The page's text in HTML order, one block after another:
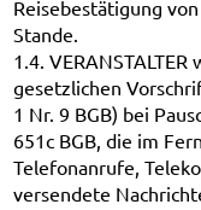
Reisebestätigung
Stande.
1.4.
gesetzlichen
1 Nr. 9 BGB) bei
651c BGB, die im
Telefonanrufe,
versendete